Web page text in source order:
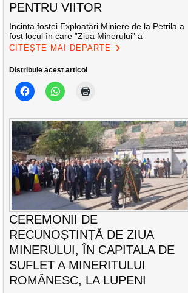
PENTRU VIITOR
Incinta fostei Exploatări Miniere de la Petrila a
fost locul în care ”Ziua Minerului” a
CITEȘTE MAI DEPARTE
Distribuie acest articol
CEREMONII DE
RECUNOȘTINȚĂ DE ZIUA
MINERULUI, ÎN CAPITALA DE
SUFLET A MINERITULUI
ROMÂNESC, LA LUPENI